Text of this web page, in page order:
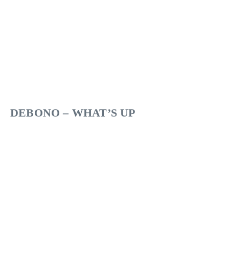
DEBONO – WHAT’S UP